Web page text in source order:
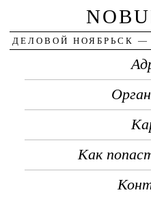
ДЕЛОВОЙ НОЯБРЬСК
Как